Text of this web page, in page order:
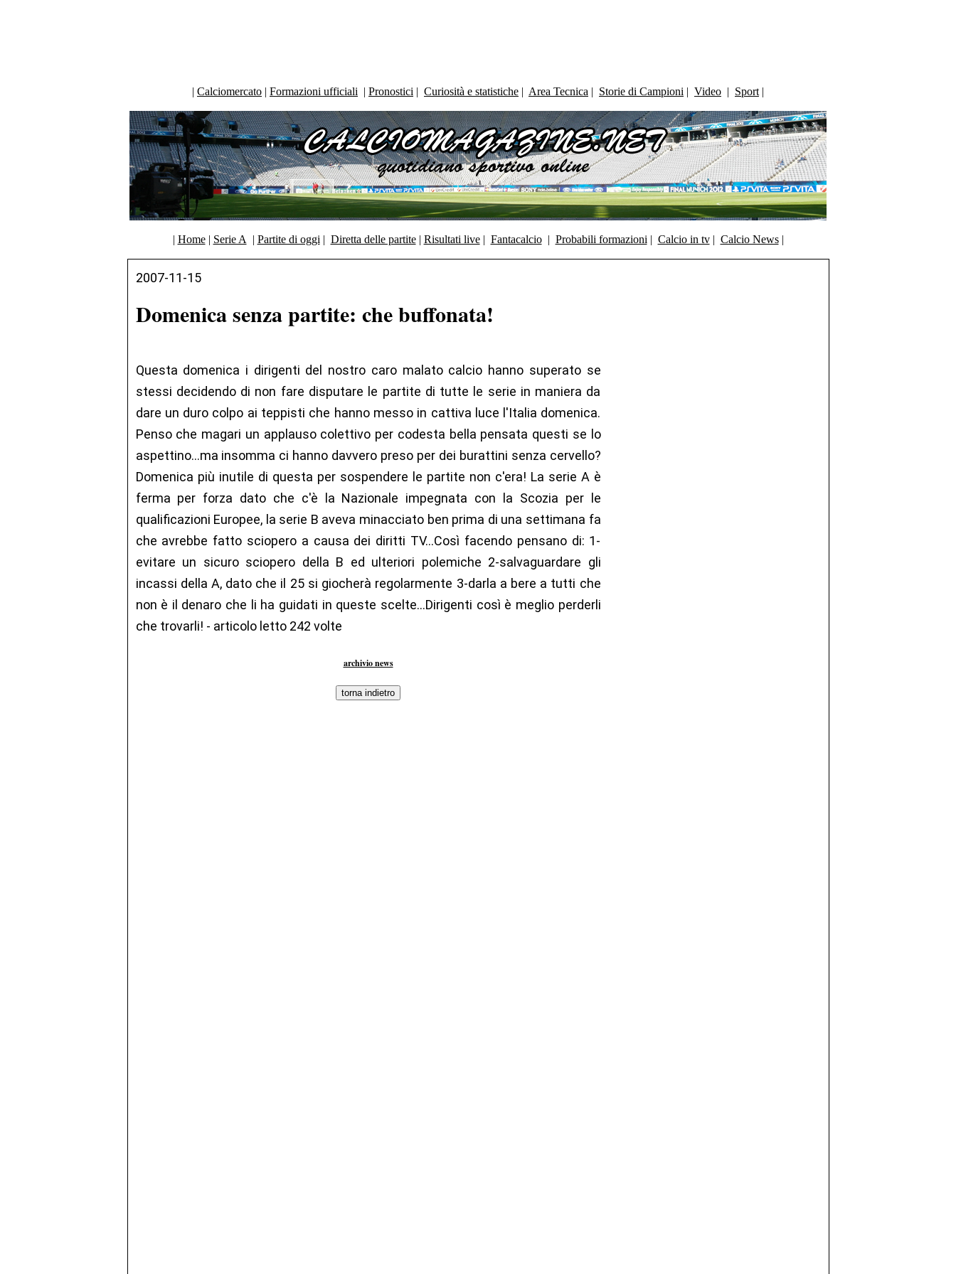
| Calciomercato | Formazioni ufficiali | Pronostici | Curiosità e statistiche | Area Tecnica | Storie di Campioni | Video | Sport |
| Home| Serie A | Partite di oggi | Diretta delle partite| Risultati live| Fantacalcio| Probabili formazioni | Calcio in tv| Calcio News|
2007-11-15
Domenica senza partite: che buffonata!
Questa domenica i dirigenti del nostro caro malato calcio hanno superato se
stessi decidendo di non fare disputare le partite di tutte le serie in maniera da
dare un duro colpo ai teppisti che hanno messo in cattiva luce l'Italia domenica.
Penso che magari un applauso colettivo per codesta bella pensata questi se lo
aspettino...ma insomma ci hanno davvero preso per dei burattini senza cervello?
Domenica più inutile di questa per sospendere le partite non c'era! La serie A è
ferma per forza dato che c'è la Nazionale impegnata con la Scozia per le
qualificazioni Europee, la serie B aveva minacciato ben prima di una settimana fa
che avrebbe fatto sciopero a causa dei diritti TV...Così facendo pensano di: 1-
evitare un sicuro sciopero della B ed ulteriori polemiche 2-salvaguardare gli
incassi della A, dato che il 25 si giocherà regolarmente 3-darla a bere a tutti che
non è il denaro che li ha guidati in queste scelte...Dirigenti così è meglio perderli
che trovarli! - articolo letto 242 volte
archivio news